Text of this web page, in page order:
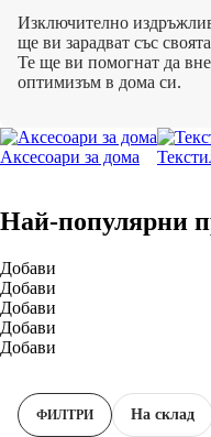
Изключително
ще ви зарадват със
Те ще ви помогнат да
оптимизъм в дома си.
Аксесоари за дома
Най-популярни
Добави
Добави
Добави
Добави
Добави
ФИЛТРИ На склад